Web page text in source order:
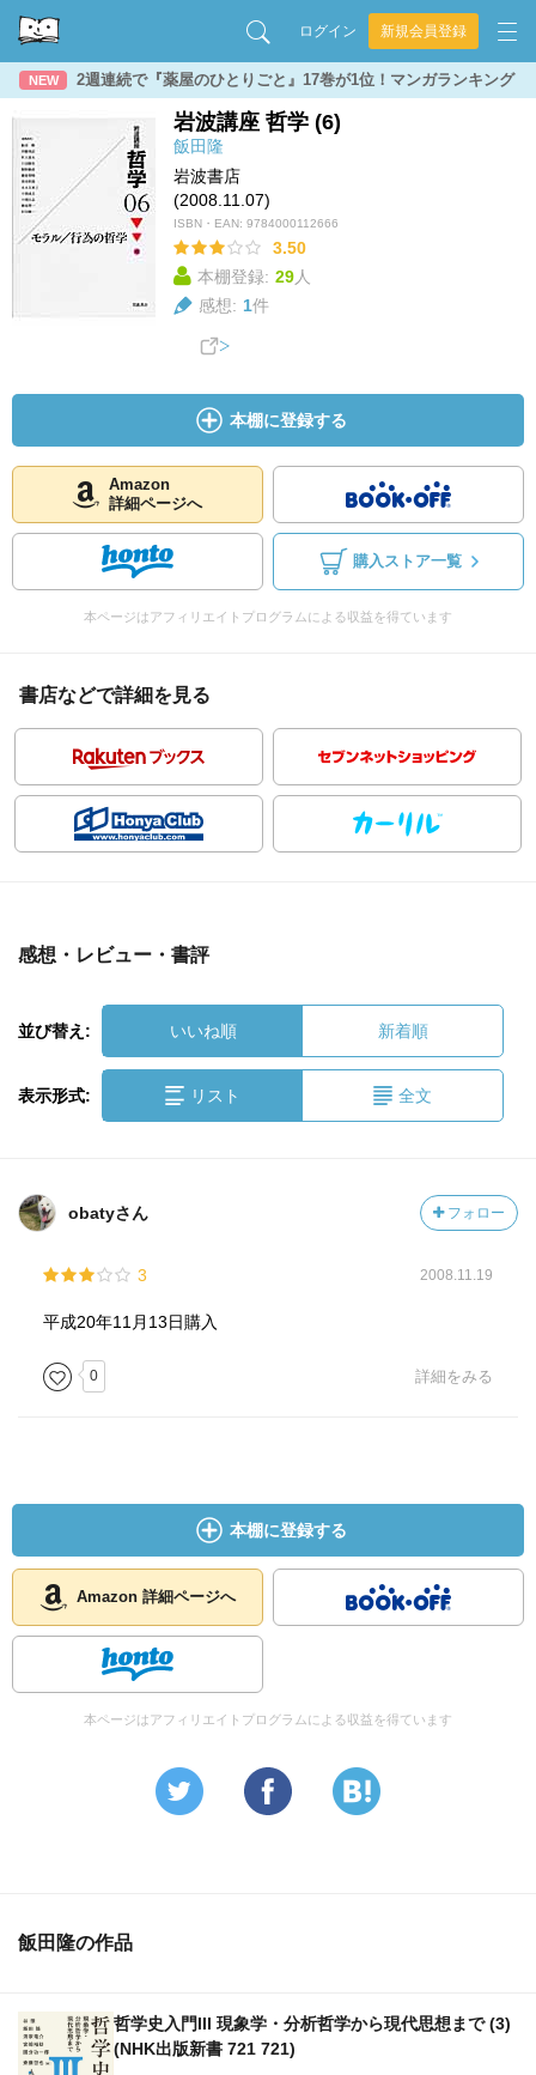
ログイン 新規会員登録
NEW 2週連続で『薬屋のひとりごと』17巻が1位！マンガランキング
岩波講座 哲学 (6)
飯田隆
岩波書店
(2008.11.07)
ISBN・EAN: 9784000112666
3.50
本棚登録: 29人
感想: 1件
本棚に登録する
Amazon
詳細ページへ
購入ストア一覧
本ページはアフィリエイトプログラムによる収益を得ています
書店などで詳細を見る
感想・レビュー・書評
並び替え: いいね順 新着順
表示形式: リスト 全文
obatyさん フォロー
3 2008.11.19
平成20年11月13日購入
0 詳細をみる
本棚に登録する
Amazon 詳細ページへ
本ページはアフィリエイトプログラムによる収益を得ています
飯田隆の作品
哲学史入門III 現象学・分析哲学から現代思想まで (3)
(NHK出版新書 721 721)